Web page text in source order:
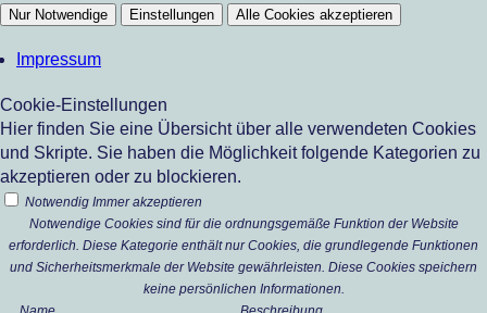
Nur Notwendige Einstellungen Alle Cookies akzeptieren
Impressum
Cookie-Einstellungen
Hier finden Sie eine Übersicht über alle verwendeten Cookies
und Skripte. Sie haben die Möglichkeit folgende Kategorien zu
akzeptieren oder zu blockieren.
Notwendig Immer akzeptieren
Notwendige Cookies sind für die ordnungsgemäße Funktion der Website
erforderlich. Diese Kategorie enthält nur Cookies, die grundlegende Funktionen
und Sicherheitsmerkmale der Website gewährleisten. Diese Cookies speichern
keine persönlichen Informationen.